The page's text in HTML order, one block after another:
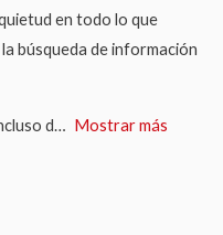
en todo lo que
búsqueda de información
d
Mostrar más